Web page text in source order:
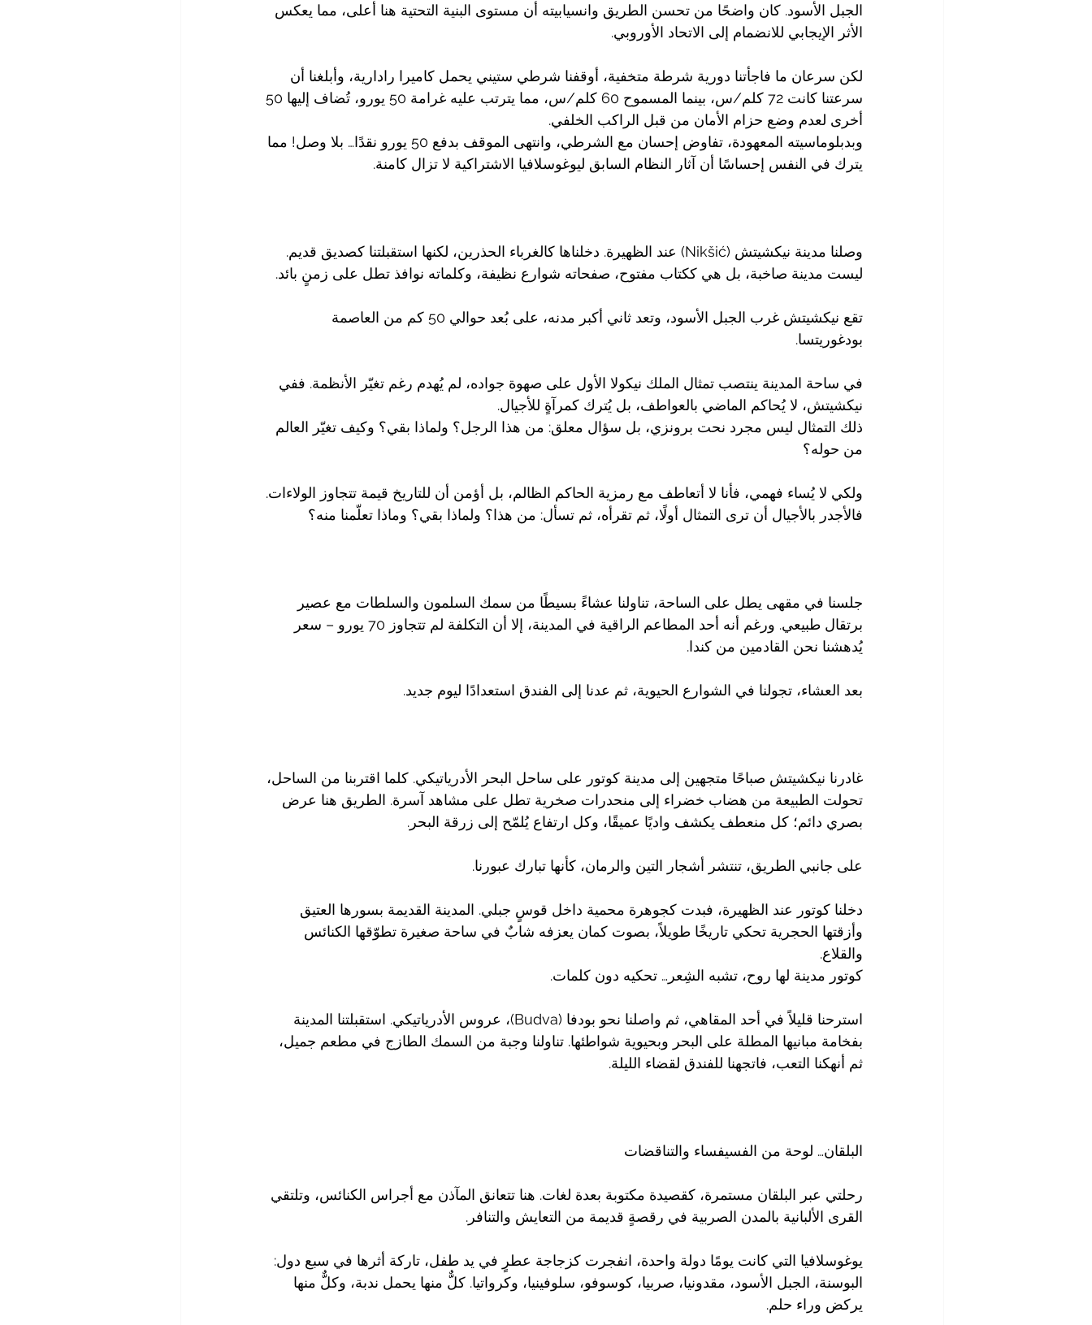
الجبل الأسود. كان واضحًا من تحسن الطريق وانسيابيته أن مستوى البنية التحتية هنا أعلى، مما يعكس
الأثر الإيجابي للانضمام إلى الاتحاد الأوروبي.
لكن سرعان ما فاجأتنا دورية شرطة متخفية، أوقفنا شرطي ستيني يحمل كاميرا رادارية، وأبلغنا أن
أخرى لعدم وضع حزام الأمان من قبل الراكب الخلفي.
وبدبلوماسيته المعهودة، تفاوض إحسان مع الشرطي، وانتهى الموقف بدفع 50 يورو نقدًا… بلا وصل! مما
يترك في النفس إحساسًا أن آثار النظام السابق ليوغوسلافيا الاشتراكية لا تزال كامنة.
وصلنا مدينة نيكشيتش (Nikšić) عند الظهيرة. دخلناها كالغرباء الحذرين، لكنها استقبلتنا كصديق قديم.
ليست مدينة صاخبة، بل هي ككتاب مفتوح، صفحاته شوارع نظيفة، وكلماته نوافذ تطل على زمنٍ بائد.
تقع نيكشيتش غرب الجبل الأسود، وتعد ثاني أكبر مدنه، على بُعد حوالي 50 كم من العاصمة
بودغوريتسا.
في ساحة المدينة ينتصب تمثال الملك نيكولا الأول على صهوة جواده، لم يُهدم رغم تغيّر الأنظمة. ففي
نيكشيتش، لا يُحاكم الماضي بالعواطف، بل يُترك كمرآةٍ للأجيال.
ذلك التمثال ليس مجرد نحت برونزي، بل سؤال معلق: من هذا الرجل؟ ولماذا بقي؟ وكيف تغيّر العالم
من حوله؟
ولكي لا يُساء فهمي، فأنا لا أتعاطف مع رمزية الحاكم الظالم، بل أؤمن أن للتاريخ قيمة تتجاوز الولاءات.
فالأجدر بالأجيال أن ترى التمثال أولًا، ثم تقرأه، ثم تسأل: من هذا؟ ولماذا بقي؟ وماذا تعلّمنا منه؟
جلسنا في مقهى يطل على الساحة، تناولنا عشاءً بسيطًا من سمك السلمون والسلطات مع عصير
برتقال طبيعي. ورغم أنه أحد المطاعم الراقية في المدينة، إلا أن التكلفة لم تتجاوز 70 يورو – سعر
يُدهشنا نحن القادمين من كندا.
بعد العشاء، تجولنا في الشوارع الحيوية، ثم عدنا إلى الفندق استعدادًا ليوم جديد.
غادرنا نيكشيتش صباحًا متجهين إلى مدينة كوتور على ساحل البحر الأدرياتيكي. كلما اقتربنا من الساحل،
تحولت الطبيعة من هضاب خضراء إلى منحدرات صخرية تطل على مشاهد آسرة. الطريق هنا عرض
بصري دائم؛ كل منعطف يكشف واديًا عميقًا، وكل ارتفاع يُلمّح إلى زرقة البحر.
على جانبي الطريق، تنتشر أشجار التين والرمان، كأنها تبارك عبورنا.
دخلنا كوتور عند الظهيرة، فبدت كجوهرة محمية داخل قوسٍ جبلي. المدينة القديمة بسورها العتيق
وأزقتها الحجرية تحكي تاريخًا طويلاً، بصوت كمان يعزفه شابٌ في ساحة صغيرة تطوّقها الكنائس
والقلاع.
كوتور مدينة لها روح، تشبه الشِعر… تحكيه دون كلمات.
استرحنا قليلاً في أحد المقاهي، ثم واصلنا نحو بودفا (Budva)، عروس الأدرياتيكي. استقبلتنا المدينة
بفخامة مبانيها المطلة على البحر وبحيوية شواطئها. تناولنا وجبة من السمك الطازج في مطعم جميل،
ثم أنهكنا التعب، فاتجهنا للفندق لقضاء الليلة.
البلقان… لوحة من الفسيفساء والتناقضات
رحلتي عبر البلقان مستمرة، كقصيدة مكتوبة بعدة لغات. هنا تتعانق المآذن مع أجراس الكنائس، وتلتقي
القرى الألبانية بالمدن الصربية في رقصةٍ قديمة من التعايش والتنافر.
يوغوسلافيا التي كانت يومًا دولة واحدة، انفجرت كزجاجة عطرٍ في يد طفل، تاركة أثرها في سبع دول:
البوسنة، الجبل الأسود، مقدونيا، صربيا، كوسوفو، سلوفينيا، وكرواتيا. كلٌّ منها يحمل ندبة، وكلٌّ منها
يركض وراء حلم.